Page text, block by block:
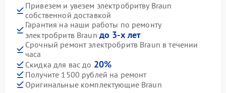
Привезем и увезем электробритву Braun
собственной доставкой
Гарантия на наши работы по ремонту
электробритв Braun до 3-х лет
Срочный ремонт электробритв Braun в течении
часа
Скидка для вас до 20%
Получите 1500 рублей на ремонт
Оригинальные комплектующие Braun